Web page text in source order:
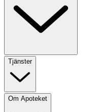
Tjänster
Om Apoteket